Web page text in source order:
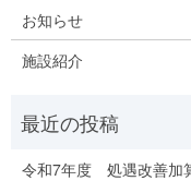
お知らせ
施設紹介
令和7年度 処遇改善加